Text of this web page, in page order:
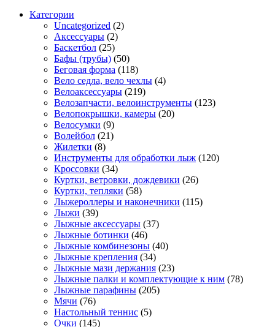
Категории
Uncategorized (2)
Аксессуары (2)
Баскетбол (25)
Бафы (трубы) (50)
Беговая форма (118)
Вело седла, вело чехлы (4)
Велоаксессуары (219)
Велозапчасти, велоинструменты (123)
Велопокрышки, камеры (20)
Велосумки (9)
Волейбол (21)
Жилетки (8)
Инструменты для обработки лыж (120)
Кроссовки (34)
Куртки, ветровки, дождевики (26)
Куртки, тепляки (58)
Лыжероллеры и наконечники (115)
Лыжи (39)
Лыжные аксессуары (37)
Лыжные ботинки (46)
Лыжные комбинезоны (40)
Лыжные крепления (34)
Лыжные мази держания (23)
Лыжные палки и комплектующие к ним (78)
Лыжные парафины (205)
Мячи (76)
Настольный теннис (5)
Очки (145)